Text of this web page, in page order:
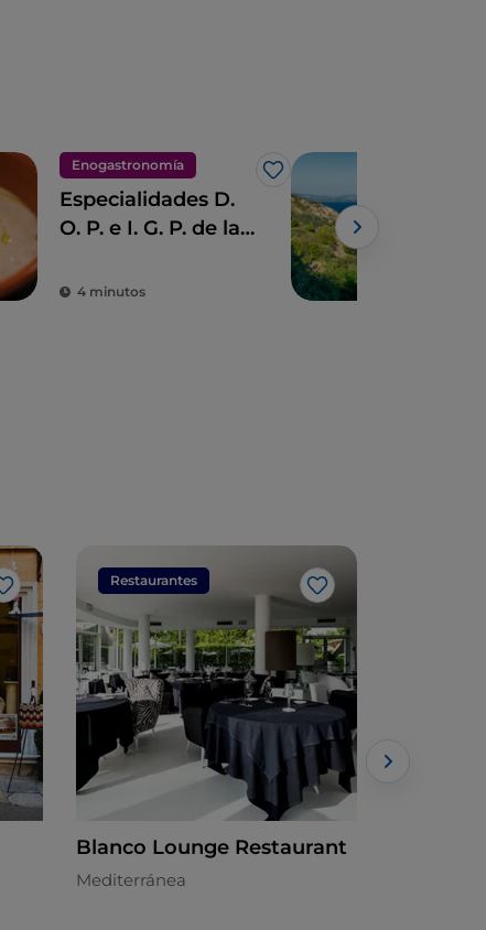
Enogastronomía
Me gusta
Especialidades D.
O. P. e I. G. P. de la
4 minutos
Me gusta
Restaurantes
Me gusta
Blanco Lounge Restaurant
Mediterránea